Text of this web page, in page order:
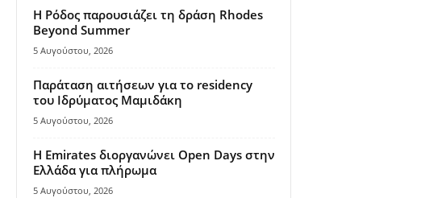
Η Ρόδος παρουσιάζει τη δράση Rhodes
Beyond Summer
5 Αυγούστου, 2026
Παράταση αιτήσεων για το residency
του Ιδρύματος Μαμιδάκη
5 Αυγούστου, 2026
Η Emirates διοργανώνει Open Days στην
Ελλάδα για πλήρωμα
5 Αυγούστου, 2026